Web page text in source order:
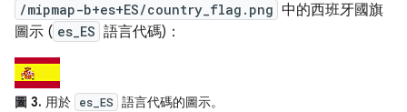
/mipmap-b+es+ES/country_flag.png 中的西班牙國旗
圖示 ( es_ES 語言代碼)：
圖 3. 用於 es_ES 語言代碼的圖示。